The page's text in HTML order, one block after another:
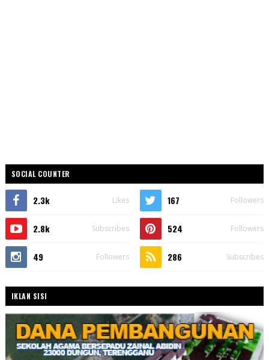
SOCIAL COUNTER
2.3k Likes 167 Followers
2.8k Subscribes 524 Followers
49 Followers 286 Subscribes
IKLAN SISI